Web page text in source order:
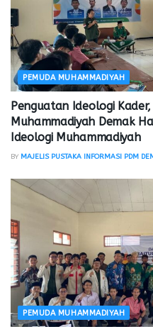
PEMUDA MUHAMMADIYAH
Penguatan Ideologi Kader,
Muhammadiyah Demak
Ideologi Muhammadiyah
BY MAJELIS PUSTAKA INFORMASI PDM
PEMUDA MUHAMMADIYAH